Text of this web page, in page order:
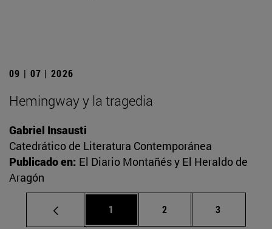
09 | 07 | 2026
Hemingway y la tragedia
Gabriel Insausti
Catedrático de Literatura Contemporánea
Publicado en: El Diario Montañés y El Heraldo de
Aragón
Página
1 Página
2 Página
3